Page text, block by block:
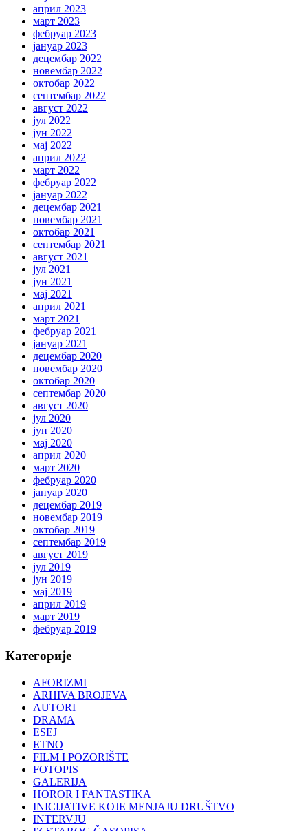
април 2023
март 2023
фебруар 2023
јануар 2023
децембар 2022
новембар 2022
октобар 2022
септембар 2022
август 2022
јул 2022
јун 2022
мај 2022
април 2022
март 2022
фебруар 2022
јануар 2022
децембар 2021
новембар 2021
октобар 2021
септембар 2021
август 2021
јул 2021
јун 2021
мај 2021
април 2021
март 2021
фебруар 2021
јануар 2021
децембар 2020
новембар 2020
октобар 2020
септембар 2020
август 2020
јул 2020
јун 2020
мај 2020
април 2020
март 2020
фебруар 2020
јануар 2020
децембар 2019
новембар 2019
октобар 2019
септембар 2019
август 2019
јул 2019
јун 2019
мај 2019
април 2019
март 2019
фебруар 2019
Категорије
AFORIZMI
ARHIVA BROJEVA
AUTORI
DRAMA
ESEJ
ETNO
FILM I POZORIŠTE
FOTOPIS
GALERIJA
HOROR I FANTASTIKA
INICIJATIVE KOJE MENJAJU DRUŠTVO
INTERVJU